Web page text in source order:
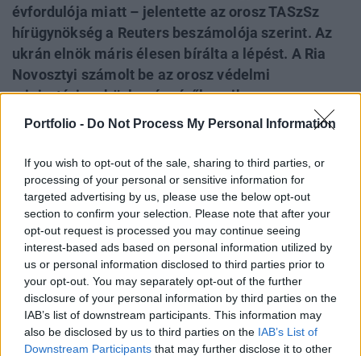
Portfolio - Do Not Process My Personal Information
If you wish to opt-out of the sale, sharing to third parties, or
processing of your personal or sensitive information for
targeted advertising by us, please use the below opt-out
section to confirm your selection. Please note that after your
opt-out request is processed you may continue seeing
interest-based ads based on personal information utilized by
us or personal information disclosed to third parties prior to
your opt-out. You may separately opt-out of the further
disclosure of your personal information by third parties on the
IAB’s list of downstream participants. This information may
also be disclosed by us to third parties on the IAB’s List of
Downstream Participants that may further disclose it to other
évfordulója miatt – jelentette az orosz TASzSz
hírügynökség a Reuters beszámolója szerint. Az
ukrán elnök máris élesen bírálta a lépést. A Ria
Novosztyi számolt be az orosz védelmi
minisztérium közleményéről, amiben az
egyoldalúan kihirdetett tűzszünet összeomlására
május 7-én éjjel egy katonai logisztikai
létesítményt támadtak meg a Moszkvai területen
található Naro-Fominszkban. A Telegramon
megjelent információk szerint a Nara termelési és
logisztikai komplexumot érte találat. Ez a
létesítmény az orosz védelmi minisztérium
ellátóbázisaként és elosztóközpontjaként
működik. Cikkünk folyamatosan frissül az orosz-
ukrán háború legfrissebb eseményeivel.